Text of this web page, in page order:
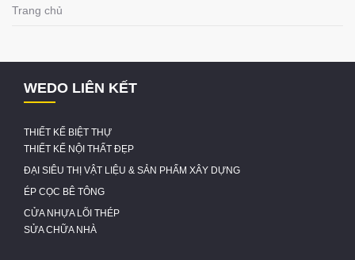
Trang chủ
WEDO LIÊN KẾT
THIẾT KẾ BIỆT THỰ
THIẾT KẾ NỘI THẤT ĐẸP
ĐẠI SIÊU THỊ VẬT LIỆU & SẢN PHẨM XÂY DỰNG
ÉP CỌC BÊ TÔNG
CỬA NHỰA LÕI THÉP
SỬA CHỮA NHÀ